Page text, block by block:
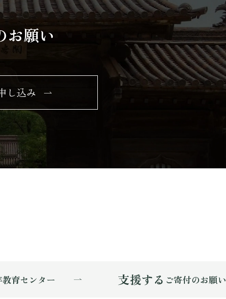
お願い
し込み
育センター 支援する ご寄付のお願い